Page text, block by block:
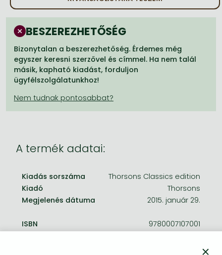
Frieren manga
One-Punch Man manga
BESZEREZHETŐSÉG
Bizonytalan a beszerezhetőség. Érdemes még
egyszer keresni szerzővel és címmel. Ha nem talál
másik, kapható kiadást, forduljon
ügyfélszolgálatunkhoz!
A termék adatai:
Kiadás sorszáma
Thorsons Classics edition
Kiadó
Thorsons
Megjelenés dátuma
2015. január 29.
ISBN
9780007107001